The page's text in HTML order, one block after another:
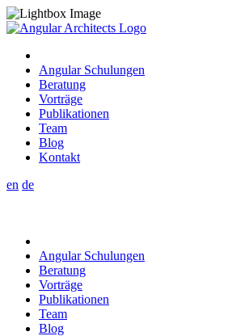
Angular Schulungen
Beratung
Vorträge
Publikationen
Team
Blog
Kontakt
en de
Angular Schulungen
Beratung
Vorträge
Publikationen
Team
Blog